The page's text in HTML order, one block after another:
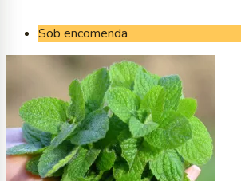
Sob encomenda